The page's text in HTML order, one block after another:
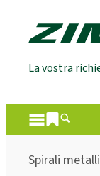
La vostra
Spirali